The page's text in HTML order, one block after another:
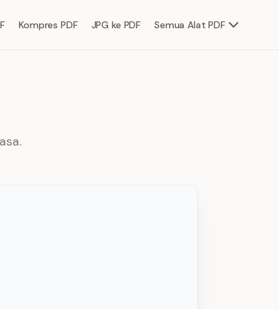
Kompres PDF JPG ke PDF Semua Alat PDF